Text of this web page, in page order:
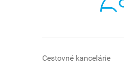
Cestovné kancelárie